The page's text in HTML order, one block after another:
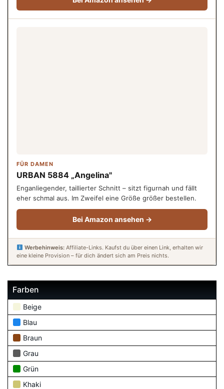
FÜR DAMEN
URBAN 5884 „Angelina"
Enganliegender, taillierter Schnitt – sitzt figurnah und fällt
eher schmal aus. Im Zweifel eine Größe größer bestellen.
Bei Amazon ansehen →
Werbehinweis:Affiliate-Links. Kaufst du über einen Link, erhalten wir
eine kleine Provision – für dich ändert sich am Preis nichts.
Farben
Beige
Blau
Braun
Grau
Grün
Khaki